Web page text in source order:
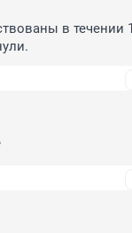
в течении